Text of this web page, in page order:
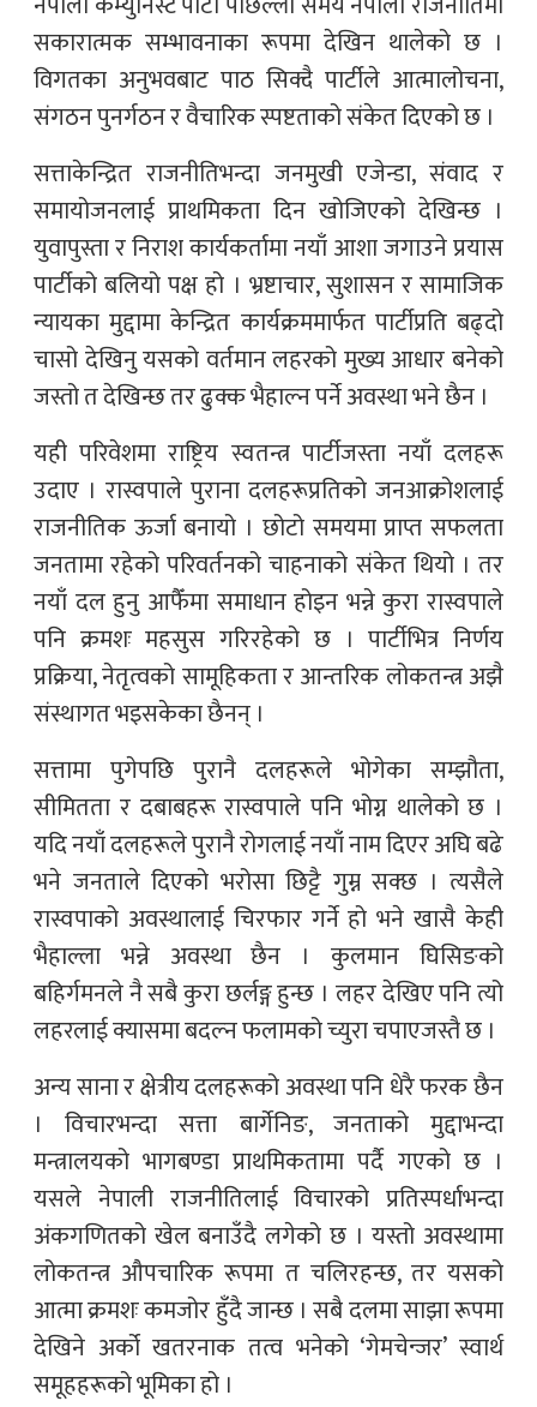
सकारात्मक सम्भावनाका रूपमा देखिन थालेको छ ।
विगतका अनुभवबाट पाठ सिक्दै पार्टीले आत्मालोचना,
संगठन पुनर्गठन र वैचारिक स्पष्टताको संकेत दिएको छ ।
सत्ताकेन्द्रित राजनीतिभन्दा जनमुखी एजेन्डा, संवाद र
समायोजनलाई प्राथमिकता दिन खोजिएको देखिन्छ ।
युवापुस्ता र निराश कार्यकर्तामा नयाँ आशा जगाउने प्रयास
पार्टीको बलियो पक्ष हो । भ्रष्टाचार, सुशासन र सामाजिक
न्यायका मुद्दामा केन्द्रित कार्यक्रममार्फत पार्टीप्रति बढ्दो
चासो देखिनु यसको वर्तमान लहरको मुख्य आधार बनेको
जस्तो त देखिन्छ तर ढुक्क भैहाल्न पर्ने अवस्था भने छैन ।
यही परिवेशमा राष्ट्रिय स्वतन्त्र पार्टीजस्ता नयाँ दलहरू
उदाए । रास्वपाले पुराना दलहरूप्रतिको जनआक्रोशलाई
राजनीतिक ऊर्जा बनायो । छोटो समयमा प्राप्त सफलता
जनतामा रहेको परिवर्तनको चाहनाको संकेत थियो । तर
नयाँ दल हुनु आफैँमा समाधान होइन भन्ने कुरा रास्वपाले
पनि क्रमशः महसुस गरिरहेको छ । पार्टीभित्र निर्णय
प्रक्रिया, नेतृत्वको सामूहिकता र आन्तरिक लोकतन्त्र अझै
संस्थागत भइसकेका छैनन् ।
सत्तामा पुगेपछि पुरानै दलहरूले भोगेका सम्झौता,
सीमितता र दबाबहरू रास्वपाले पनि भोग्न थालेको छ ।
यदि नयाँ दलहरूले पुरानै रोगलाई नयाँ नाम दिएर अघि बढे
भने जनताले दिएको भरोसा छिट्टै गुम्न सक्छ । त्यसैले
रास्वपाको अवस्थालाई चिरफार गर्ने हो भने खासै केही
भैहाल्ला भन्ने अवस्था छैन । कुलमान घिसिङको
बहिर्गमनले नै सबै कुरा छर्लङ्ग हुन्छ । लहर देखिए पनि त्यो
लहरलाई क्यासमा बदल्न फलामको च्युरा चपाएजस्तै छ ।
अन्य साना र क्षेत्रीय दलहरूको अवस्था पनि धेरै फरक छैन
। विचारभन्दा सत्ता बार्गेनिङ, जनताको मुद्दाभन्दा
मन्त्रालयको भागबण्डा प्राथमिकतामा पर्दै गएको छ ।
यसले नेपाली राजनीतिलाई विचारको प्रतिस्पर्धाभन्दा
अंकगणितको खेल बनाउँदै लगेको छ । यस्तो अवस्थामा
लोकतन्त्र औपचारिक रूपमा त चलिरहन्छ, तर यसको
आत्मा क्रमशः कमजोर हुँदै जान्छ । सबै दलमा साझा रूपमा
देखिने अर्को खतरनाक तत्व भनेको ‘गेमचेन्जर’ स्वार्थ
समूहहरूको भूमिका हो ।